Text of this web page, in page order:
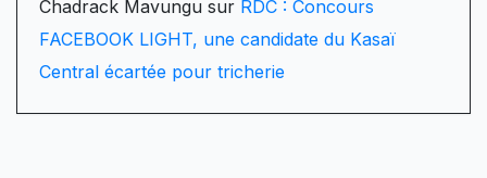
Chadrack Mavungu sur RDC : Concours
FACEBOOK LIGHT, une candidate du Kasaï
Central écartée pour tricherie